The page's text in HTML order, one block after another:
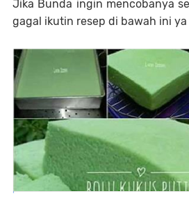
Jika Bunda ingin mencobanya
gagal ikutin resep di bawah ini ya